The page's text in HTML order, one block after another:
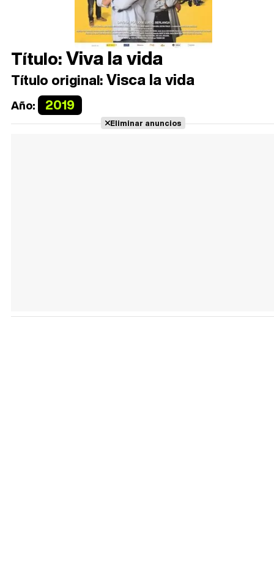
Título:Viva la vida
Título original:Visca la vida
Año: 2019
Eliminar anuncios